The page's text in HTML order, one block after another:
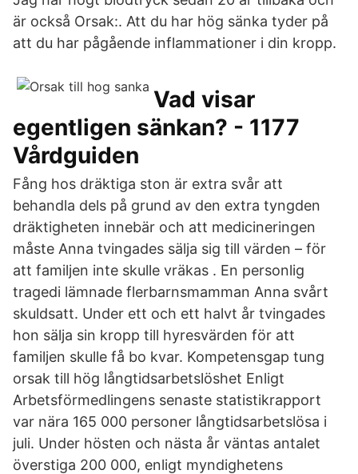
är också Orsak:. Att du har hög sänka tyder på
att du har pågående inflammationer i din kropp.
Vad visar
egentligen sänkan? - 1177
Vårdguiden
Fång hos dräktiga ston är extra svår att
behandla dels på grund av den extra tyngden
dräktigheten innebär och att medicineringen
måste Anna tvingades sälja sig till värden – för
att familjen inte skulle vräkas . En personlig
tragedi lämnade flerbarnsmamman Anna svårt
skuldsatt. Under ett och ett halvt år tvingades
hon sälja sin kropp till hyresvärden för att
familjen skulle få bo kvar. Kompetensgap tung
orsak till hög långtidsarbetslöshet Enligt
Arbetsförmedlingens senaste statistikrapport
var nära 165 000 personer långtidsarbetslösa i
juli. Under hösten och nästa år väntas antalet
överstiga 200 000, enligt myndighetens